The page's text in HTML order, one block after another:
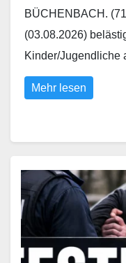
BÜCHENBACH.
(03.08.2026)
Kinder/Jugendliche
Mehr lesen